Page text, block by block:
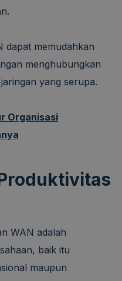
dapat memudahkan
menghubungkan
yang serupa.
Organisasi
WAN adalah
baik itu
maupun